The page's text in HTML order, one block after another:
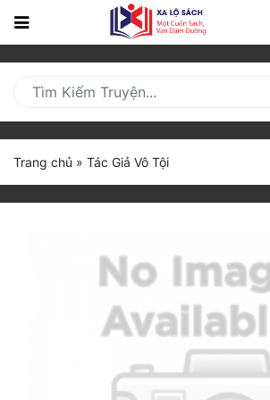
Trang
Mới
Cập
Nhật
(current)
Trang chủ » Tác Giả Vô Tội